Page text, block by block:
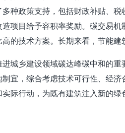
种政策支持，包括财政补贴、
项目给予容积率奖励。碳交易
的技术方案。长期来看，节能
进城乡建设领域碳达峰碳中和的
宜，综合考虑技术可行性、经
际行动，为既有建筑注入新的绿